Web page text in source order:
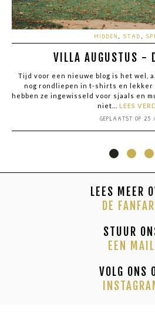
MIDDEN , STAD ,
VILLA AUGUSTUS -
Tijd voor een nieuwe blog is het wel,
nog rondliepen in t-shirts en lekker
hebben ze ingewisseld voor sjaals en
niet... LEES
GEPLAATST OP 25
LEES MEER
DE
STUUR
EEN MAIL
VOLG ONS